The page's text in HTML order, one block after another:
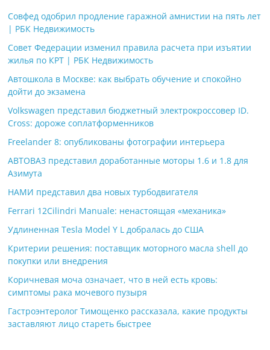
Совфед одобрил продление гаражной амнистии на пять лет
| РБК Недвижимость
Совет Федерации изменил правила расчета при изъятии
жилья по КРТ | РБК Недвижимость
Автошкола в Москве: как выбрать обучение и спокойно
дойти до экзамена
Volkswagen представил бюджетный электрокроссовер ID.
Cross: дороже соплатформенников
Freelander 8: опубликованы фотографии интерьера
АВТОВАЗ представил доработанные моторы 1.6 и 1.8 для
Азимута
НАМИ представил два новых турбодвигателя
Ferrari 12Cilindri Manuale: ненастоящая «механика»
Удлиненная Tesla Model Y L добралась до США
Критерии решения: поставщик моторного масла shell до
покупки или внедрения
Коричневая моча означает, что в ней есть кровь:
симптомы рака мочевого пузыря
Гастроэнтеролог Тимощенко рассказала, какие продукты
заставляют лицо стареть быстрее